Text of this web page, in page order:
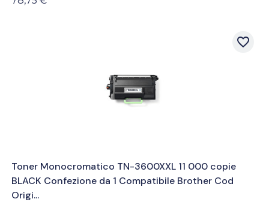
favorite_border
Toner Monocromatico TN-3600XXL 11 000 copie
BLACK Confezione da 1 Compatibile Brother Cod
Origi...